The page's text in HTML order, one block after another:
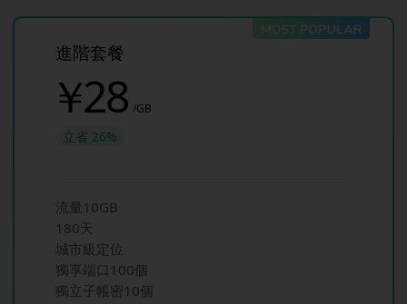
進階套餐
￥28 /GB
立省 26%
流量10GB
180天
城市級定位
獨享端口100個
獨立子帳密10個